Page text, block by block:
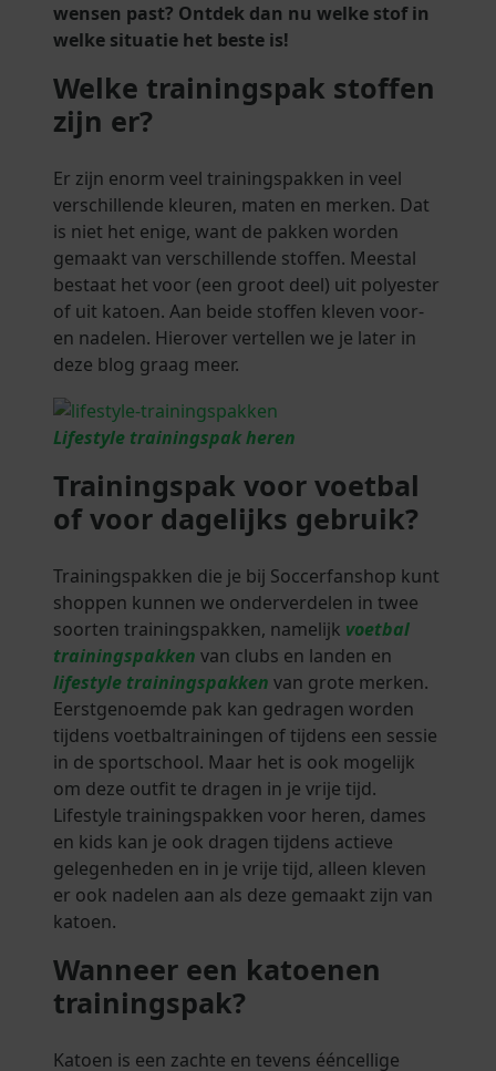
wensen past? Ontdek dan nu welke stof in
welke situatie het beste is!
Welke trainingspak stoffen
zijn er?
Er zijn enorm veel trainingspakken in veel
verschillende kleuren, maten en merken. Dat
is niet het enige, want de pakken worden
gemaakt van verschillende stoffen. Meestal
bestaat het voor (een groot deel) uit polyester
of uit katoen. Aan beide stoffen kleven voor-
en nadelen. Hierover vertellen we je later in
deze blog graag meer.
Lifestyle trainingspak heren
Trainingspak voor voetbal
of voor dagelijks gebruik?
Trainingspakken die je bij Soccerfanshop kunt
shoppen kunnen we onderverdelen in twee
soorten trainingspakken, namelijk voetbal
trainingspakken van clubs en landen en
lifestyle trainingspakken van grote merken.
Eerstgenoemde pak kan gedragen worden
tijdens voetbaltrainingen of tijdens een sessie
in de sportschool. Maar het is ook mogelijk
om deze outfit te dragen in je vrije tijd.
Lifestyle trainingspakken voor heren, dames
en kids kan je ook dragen tijdens actieve
gelegenheden en in je vrije tijd, alleen kleven
er ook nadelen aan als deze gemaakt zijn van
katoen.
Wanneer een katoenen
trainingspak?
Katoen is een zachte en tevens ééncellige